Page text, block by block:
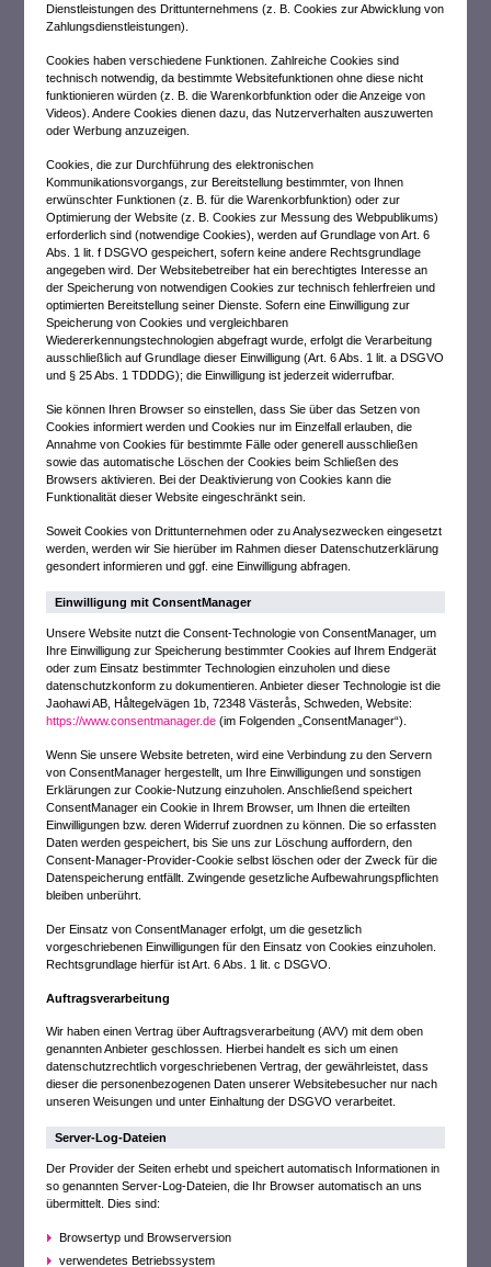
Dienstleistungen des Drittunternehmens (z. B. Cookies zur Abwicklung von
Zahlungsdienstleistungen).
Cookies haben verschiedene Funktionen. Zahlreiche Cookies sind
technisch notwendig, da bestimmte Websitefunktionen ohne diese nicht
funktionieren würden (z. B. die Warenkorbfunktion oder die Anzeige von
Videos). Andere Cookies dienen dazu, das Nutzerverhalten auszuwerten
oder Werbung anzuzeigen.
Cookies, die zur Durchführung des elektronischen
Kommunikationsvorgangs, zur Bereitstellung bestimmter, von Ihnen
erwünschter Funktionen (z. B. für die Warenkorbfunktion) oder zur
Optimierung der Website (z. B. Cookies zur Messung des Webpublikums)
erforderlich sind (notwendige Cookies), werden auf Grundlage von Art. 6
Abs. 1 lit. f DSGVO gespeichert, sofern keine andere Rechtsgrundlage
angegeben wird. Der Websitebetreiber hat ein berechtigtes Interesse an
der Speicherung von notwendigen Cookies zur technisch fehlerfreien und
optimierten Bereitstellung seiner Dienste. Sofern eine Einwilligung zur
Speicherung von Cookies und vergleichbaren
Wiedererkennungstechnologien abgefragt wurde, erfolgt die Verarbeitung
ausschließlich auf Grundlage dieser Einwilligung (Art. 6 Abs. 1 lit. a DSGVO
und § 25 Abs. 1 TDDDG); die Einwilligung ist jederzeit widerrufbar.
Sie können Ihren Browser so einstellen, dass Sie über das Setzen von
Cookies informiert werden und Cookies nur im Einzelfall erlauben, die
Annahme von Cookies für bestimmte Fälle oder generell ausschließen
sowie das automatische Löschen der Cookies beim Schließen des
Browsers aktivieren. Bei der Deaktivierung von Cookies kann die
Funktionalität dieser Website eingeschränkt sein.
Soweit Cookies von Drittunternehmen oder zu Analysezwecken eingesetzt
werden, werden wir Sie hierüber im Rahmen dieser Datenschutzerklärung
gesondert informieren und ggf. eine Einwilligung abfragen.
Einwilligung mit ConsentManager
Unsere Website nutzt die Consent-Technologie von ConsentManager, um
Ihre Einwilligung zur Speicherung bestimmter Cookies auf Ihrem Endgerät
oder zum Einsatz bestimmter Technologien einzuholen und diese
datenschutzkonform zu dokumentieren. Anbieter dieser Technologie ist die
Jaohawi AB, Håltegelvägen 1b, 72348 Västerås, Schweden, Website:
https://www.consentmanager.de (im Folgenden „ConsentManager“).
Wenn Sie unsere Website betreten, wird eine Verbindung zu den Servern
von ConsentManager hergestellt, um Ihre Einwilligungen und sonstigen
Erklärungen zur Cookie-Nutzung einzuholen. Anschließend speichert
ConsentManager ein Cookie in Ihrem Browser, um Ihnen die erteilten
Einwilligungen bzw. deren Widerruf zuordnen zu können. Die so erfassten
Daten werden gespeichert, bis Sie uns zur Löschung auffordern, den
Consent-Manager-Provider-Cookie selbst löschen oder der Zweck für die
Datenspeicherung entfällt. Zwingende gesetzliche Aufbewahrungspflichten
bleiben unberührt.
Der Einsatz von ConsentManager erfolgt, um die gesetzlich
vorgeschriebenen Einwilligungen für den Einsatz von Cookies einzuholen.
Rechtsgrundlage hierfür ist Art. 6 Abs. 1 lit. c DSGVO.
Auftragsverarbeitung
Wir haben einen Vertrag über Auftragsverarbeitung (AVV) mit dem oben
genannten Anbieter geschlossen. Hierbei handelt es sich um einen
datenschutzrechtlich vorgeschriebenen Vertrag, der gewährleistet, dass
dieser die personenbezogenen Daten unserer Websitebesucher nur nach
unseren Weisungen und unter Einhaltung der DSGVO verarbeitet.
Server-Log-Dateien
Der Provider der Seiten erhebt und speichert automatisch Informationen in
so genannten Server-Log-Dateien, die Ihr Browser automatisch an uns
übermittelt. Dies sind:
Browsertyp und Browserversion
verwendetes Betriebssystem